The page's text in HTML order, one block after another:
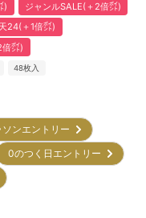
)
ジャンルSALE(＋2倍㌽)
24(＋1倍㌽)
㌽)
48枚入
ソンエントリー
0のつく日エントリー